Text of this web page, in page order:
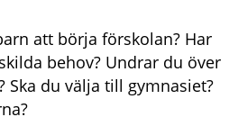
att börja förskolan? Har
behov? Undrar du över
du välja till gymnasiet?